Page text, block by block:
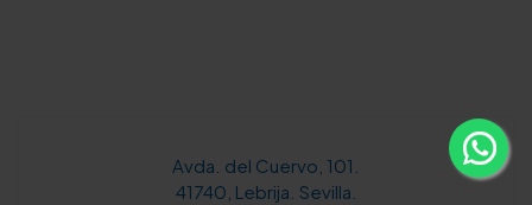
Avda. del Cuervo, 101.
41740, Lebrija. Sevilla.